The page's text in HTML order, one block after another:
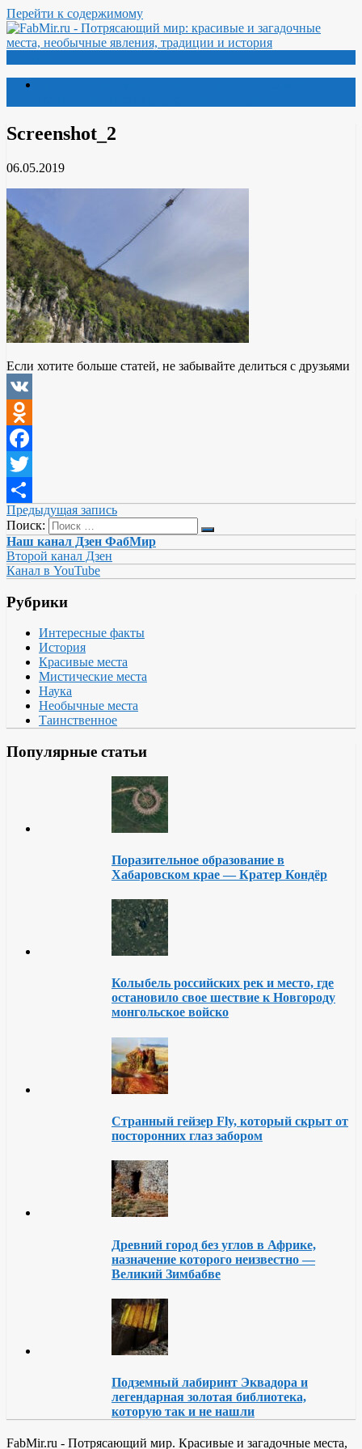
Перейти к содержимому
Screenshot_2
06.05.2019
Если хотите больше статей, не забывайте делиться с друзьями
VK
Odnoklassniki
Facebook
Twitter
Отправить
Предыдущая запись
Поиск:
Наш канал Дзен ФабМир
Второй канал Дзен
Канал в YouTube
Рубрики
Интересные факты
История
Красивые места
Мистические места
Наука
Необычные места
Таинственное
Популярные статьи
Поразительное образование в
Хабаровском крае — Кратер Кондёр
Колыбель российских рек и место, где
остановило свое шествие к Новгороду
монгольское войско
Странный гейзер Fly, который скрыт от
посторонних глаз забором
Древний город без углов в Африке,
назначение которого неизвестно —
Великий Зимбабве
Подземный лабиринт Эквадора и
легендарная золотая библиотека,
которую так и не нашли
FabMir.ru - Потрясающий мир. Красивые и загадочные места,